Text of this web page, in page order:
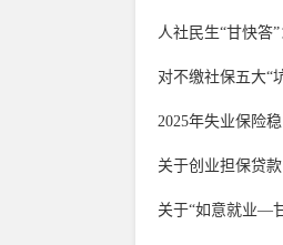
人社民生“甘快答
对不缴社保五大“
2025年失业保险
关于创业担保贷
关于“如意就业—